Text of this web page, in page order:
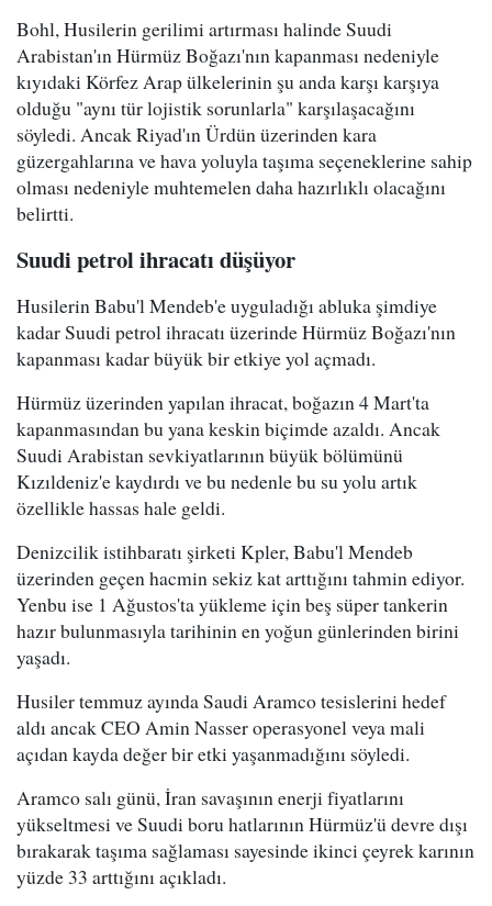
Bohl, Husilerin gerilimi artırması halinde Suudi
Arabistan'ın Hürmüz Boğazı'nın kapanması nedeniyle
kıyıdaki Körfez Arap ülkelerinin şu anda karşı karşıya
olduğu "aynı tür lojistik sorunlarla" karşılaşacağını
söyledi. Ancak Riyad'ın Ürdün üzerinden kara
güzergahlarına ve hava yoluyla taşıma seçeneklerine sahip
olması nedeniyle muhtemelen daha hazırlıklı olacağını
belirtti.
Suudi petrol ihracatı düşüyor
Husilerin Babu'l Mendeb'e uyguladığı abluka şimdiye
kadar Suudi petrol ihracatı üzerinde Hürmüz Boğazı'nın
kapanması kadar büyük bir etkiye yol açmadı.
Hürmüz üzerinden yapılan ihracat, boğazın 4 Mart'ta
kapanmasından bu yana keskin biçimde azaldı. Ancak
Suudi Arabistan sevkiyatlarının büyük bölümünü
Kızıldeniz'e kaydırdı ve bu nedenle bu su yolu artık
özellikle hassas hale geldi.
Denizcilik istihbaratı şirketi Kpler, Babu'l Mendeb
üzerinden geçen hacmin sekiz kat arttığını tahmin ediyor.
Yenbu ise 1 Ağustos'ta yükleme için beş süper tankerin
hazır bulunmasıyla tarihinin en yoğun günlerinden birini
yaşadı.
Husiler temmuz ayında Saudi Aramco tesislerini hedef
aldı ancak CEO Amin Nasser operasyonel veya mali
açıdan kayda değer bir etki yaşanmadığını söyledi.
Aramco salı günü, İran savaşının enerji fiyatlarını
yükseltmesi ve Suudi boru hatlarının Hürmüz'ü devre dışı
bırakarak taşıma sağlaması sayesinde ikinci çeyrek karının
yüzde 33 arttığını açıkladı.